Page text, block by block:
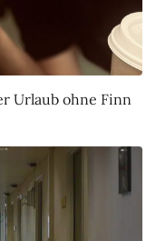
Urlaub ohne Finn